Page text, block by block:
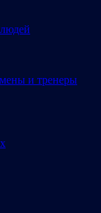
и тренеры